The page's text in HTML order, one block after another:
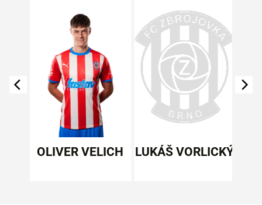
OLIVER VELICH
LUKÁŠ VORLICKÝ